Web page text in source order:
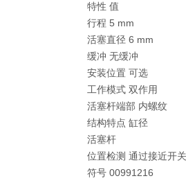
特性 值
行程 5 mm
活塞直径 6 mm
缓冲 无缓冲
安装位置 可选
工作模式 双作用
活塞杆端部 内螺纹
结构特点 缸径
活塞杆
位置检测 通过接近开关
符号 00991216